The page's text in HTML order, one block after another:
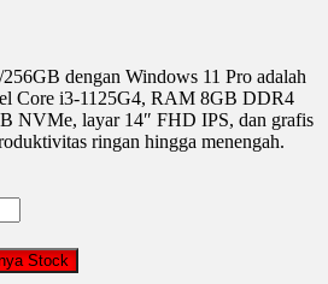
dengan Windows 11 Pro adalah
Core i3-1125G4, RAM 8GB DDR4
NVMe, layar 14″ FHD IPS, dan grafis
ringan hingga menengah.
Stock